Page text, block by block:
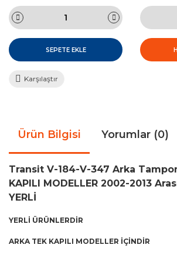
SEPETE EKLE
Karşılaştır
Ürün Bilgisi Yorumlar (0)
Transit V-184-V-347 Arka
KAPILI MODELLER 2002-2013
YERLİ
YERLİ ÜRÜNLERDİR
ARKA TEK KAPILI MODELLER İÇİNDİR